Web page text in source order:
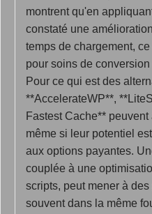
montrent qu'en
constaté une
temps de chargement,
pour soins de
Pour ce qui est des
**AccelerateWP**,
Fastest Cache**
même si leur potentiel
aux options payantes.
couplée à une
scripts, peut mener à
souvent dans la même